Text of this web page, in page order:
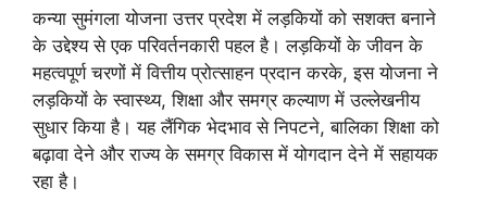
कन्या सुमंगला योजना उत्तर प्रदेश में लड़कियों को सशक्त बनाने
के उद्देश्य से एक परिवर्तनकारी पहल है। लड़कियों के जीवन के
महत्वपूर्ण चरणों में वित्तीय प्रोत्साहन प्रदान करके, इस योजना ने
लड़कियों के स्वास्थ्य, शिक्षा और समग्र कल्याण में उल्लेखनीय
सुधार किया है। यह लैंगिक भेदभाव से निपटने, बालिका शिक्षा को
बढ़ावा देने और राज्य के समग्र विकास में योगदान देने में सहायक
रहा है।